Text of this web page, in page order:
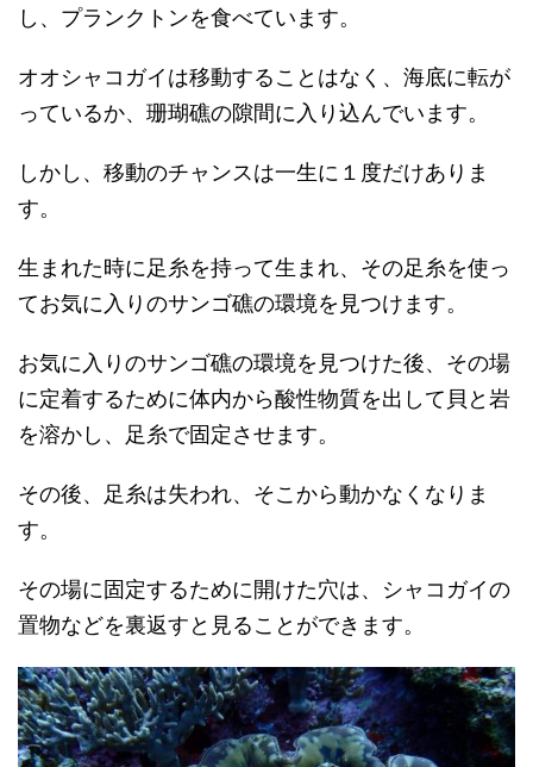
し、プランクトンを食べています。
オオシャコガイは移動することはなく、海底に転が
っているか、珊瑚礁の隙間に入り込んでいます。
しかし、移動のチャンスは一生に１度だけありま
す。
生まれた時に足糸を持って生まれ、その足糸を使っ
てお気に入りのサンゴ礁の環境を見つけます。
お気に入りのサンゴ礁の環境を見つけた後、その場
に定着するために体内から酸性物質を出して貝と岩
を溶かし、足糸で固定させます。
その後、足糸は失われ、そこから動かなくなりま
す。
その場に固定するために開けた穴は、シャコガイの
置物などを裏返すと見ることができます。